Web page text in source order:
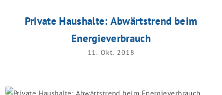
Private Haushalte: Abwärtstrend beim
Energieverbrauch
11. Okt. 2018